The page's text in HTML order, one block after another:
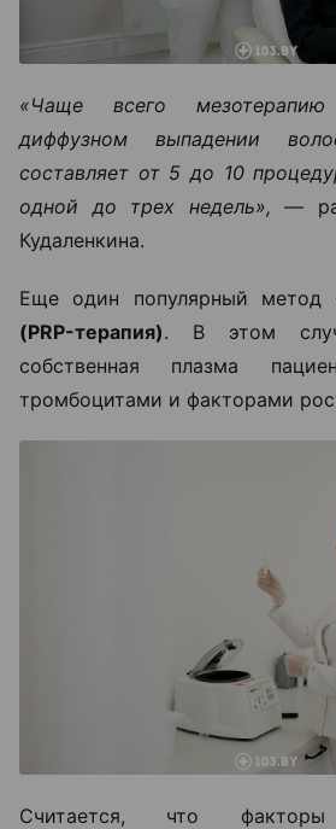
«Чаще всего
диффузном выпадении
составляет от 5 до 10
одной до трех недель», —
Кудаленкина.
Еще один популярный
(PRP-терапия). В этом
собственная плазма
тромбоцитами и факторами
Считается, что